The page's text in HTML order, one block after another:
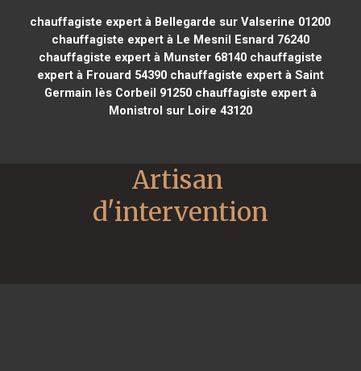
chauffagiste expert à Bellegarde sur Valserine 01200
chauffagiste expert à Le Mesnil Esnard 76240
chauffagiste expert à Munster 68140chauffagiste
expert à Frouard 54390chauffagiste expert à Saint
Germain lès Corbeil 91250chauffagiste expert à
Monistrol sur Loire 43120
Artisan
d'intervention